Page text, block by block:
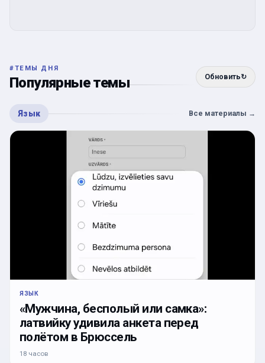
#ТЕМЫ ДНЯ
Популярные темы Обновить↻
Язык Все материалы →
ЯЗЫК
«Мужчина, бесполый или самка»:
латвийку удивила анкета перед
полётом в Брюссель
18 часов